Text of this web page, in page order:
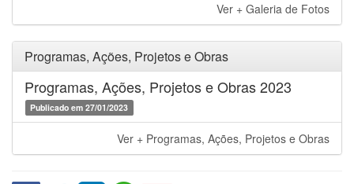
Ver + Galeria de Fotos
Programas, Ações, Projetos e Obras
Programas, Ações, Projetos e Obras 2023
Publicado em 27/01/2023
Ver + Programas, Ações, Projetos e Obras